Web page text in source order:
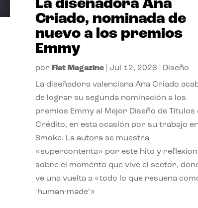
La diseñadora Ana
Criado, nominada de
nuevo a los premios
Emmy
por Flat Magazine| Jul 12, 2026 Diseño
La diseñadora valenciana Ana Criado
de lograr su segunda nominación a los
premios Emmy al Mejor Diseño de Títulos
Crédito, en esta ocasión por su trabajo
Smoke. La autora se muestra
«supercontenta» por este hito y
sobre el momento que vive el sector,
ve una vuelta a «todo lo que resuena
‘human-made’»